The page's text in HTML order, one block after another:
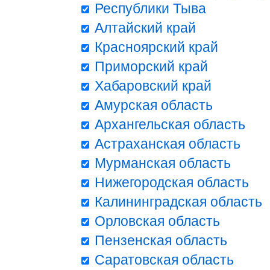
Республики Тыва
Алтайский край
Красноярский край
Приморский край
Хабаровский край
Амурская область
Архангельская область
Астраханская область
Мурманская область
Нижегородская область
Калининградская область
Орловская область
Пензенская область
Саратовская область